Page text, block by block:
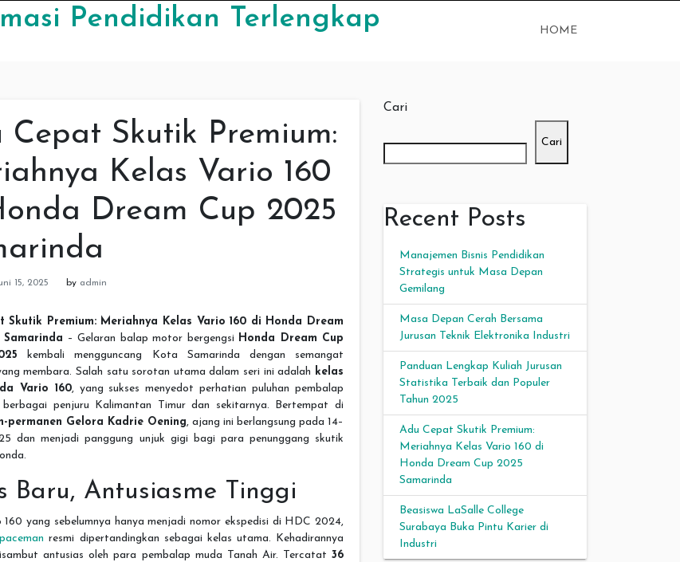
Pendidikan Terlengkap HOME
Cepat Skutik Premium:
Kelas Vario 160
Dream Cup 2025
15, 2025 by admin
Skutik Premium: Meriahnya Kelas Vario 160 di Honda Dream
– Gelaran balap motor bergengsi Honda Dream Cup
kembali mengguncang Kota Samarinda dengan semangat
membara. Salah satu sorotan utama dalam seri ini adalah
kelas
Vario 160, yang sukses menyedot perhatian puluhan pembalap
penjuru Kalimantan Timur dan sekitarnya. Bertempat di
permanen Gelora Kadrie Oening, ajang ini berlangsung pada 14–
dan menjadi panggung unjuk gigi bagi para penunggang skutik
Baru, Antusiasme Tinggi
160 yang sebelumnya hanya menjadi nomor ekspedisi di HDC 2024,
resmi dipertandingkan sebagai kelas utama. Kehadirannya
antusias oleh para pembalap muda Tanah Air. Tercatat 36
Cari
Cari
Recent Posts
Manajemen Bisnis Pendidikan
Strategis untuk Masa Depan
Gemilang
Masa Depan Cerah Bersama
Jurusan Teknik Elektronika Industri
Panduan Lengkap Kuliah Jurusan
Statistika Terbaik dan Populer
Tahun 2025
Adu Cepat Skutik Premium:
Meriahnya Kelas Vario 160 di
Honda Dream Cup 2025
Samarinda
Beasiswa LaSalle College
Surabaya Buka Pintu Karier di
Industri